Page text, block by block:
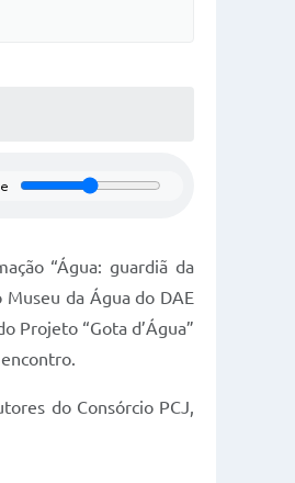
“Água: guardiã da
Museu da Água do DAE
Projeto “Gota d’Água”
do Consórcio PCJ,